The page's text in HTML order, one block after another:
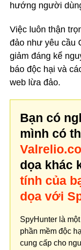
hướng người
Việc luôn thận
đảo như yêu cầu
giảm đáng kể
báo độc hại và
web lừa đảo.
Bạn có
mình có
dọa khác
tính của
dọa với
SpyHunter là
phần mềm độc
cung cấp cho